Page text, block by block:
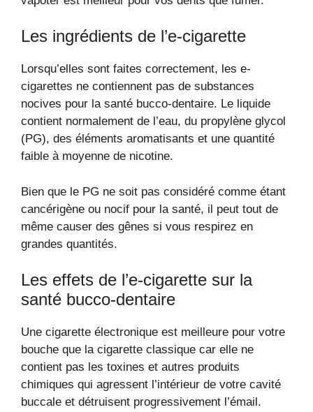
Les ingrédients de l’e-cigarette
Lorsqu’elles sont faites correctement, les e-
cigarettes ne contiennent pas de substances
nocives pour la santé bucco-dentaire. Le liquide
contient normalement de l’eau, du propylène glycol
(PG), des éléments aromatisants et une quantité
faible à moyenne de nicotine.
Bien que le PG ne soit pas considéré comme étant
cancérigène ou nocif pour la santé, il peut tout de
même causer des gênes si vous respirez en
grandes quantités.
Les effets de l’e-cigarette sur la
santé bucco-dentaire
Une cigarette électronique est meilleure pour votre
bouche que la cigarette classique car elle ne
contient pas les toxines et autres produits
chimiques qui agressent l’intérieur de votre cavité
buccale et détruisent progressivement l’émail.